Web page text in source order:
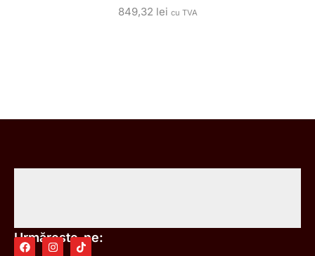
849,32 lei cu TVA
Urmărește-ne: